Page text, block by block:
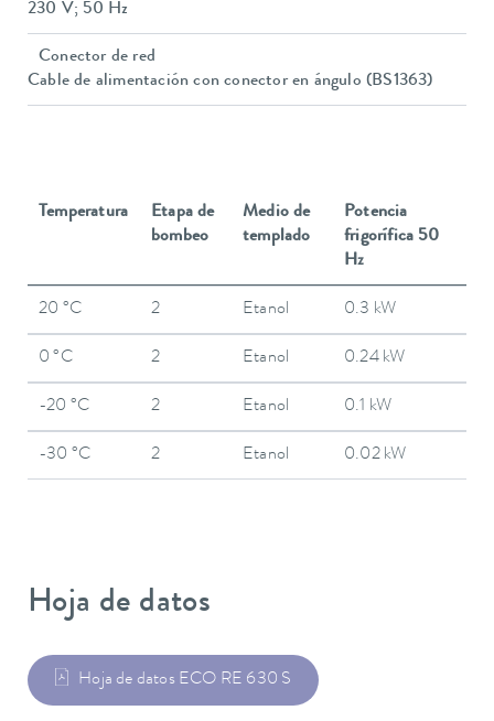
230 V; 50 Hz
Conector de red
Cable de alimentación con conector en ángulo (BS1363)
Temperatura
Etapa de
bombeo
Medio de
templado
Potencia
frigorífica 50
Hz
20 °C 2 Etanol 0.3 kW
0 °C 2 Etanol 0.24 kW
-20 °C 2 Etanol 0.1 kW
-30 °C 2 Etanol 0.02 kW
Hoja de datos
Hoja de datos ECO RE 630 S